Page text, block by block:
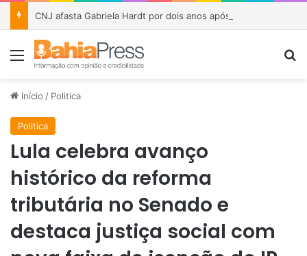
Menu
Início / Politica
Politica
Lula celebra avanço
histórico da reforma
tributária no Senado e
destaca justiça social com